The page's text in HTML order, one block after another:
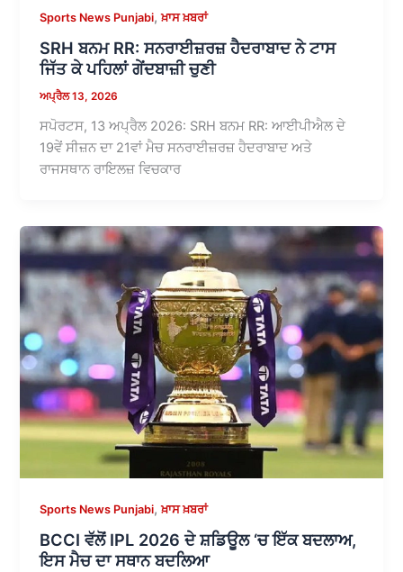
Sports News Punjabi,ਖ਼ਾਸ ਖ਼ਬਰਾਂ
SRH ਬਨਮ RR: ਸਨਰਾਈਜ਼ਰਜ਼ ਹੈਦਰਾਬਾਦ ਨੇ ਟਾਸ
ਜਿੱਤ ਕੇ ਪਹਿਲਾਂ ਗੇਂਦਬਾਜ਼ੀ ਚੁਣੀ
ਅਪ੍ਰੈਲ 13, 2026
ਸਪੋਰਟਸ, 13 ਅਪ੍ਰੈਲ 2026: SRH ਬਨਮ RR: ਆਈਪੀਐਲ ਦੇ
19ਵੇਂ ਸੀਜ਼ਨ ਦਾ 21ਵਾਂ ਮੈਚ ਸਨਰਾਈਜ਼ਰਜ਼ ਹੈਦਰਾਬਾਦ ਅਤੇ
ਰਾਜਸਥਾਨ ਰਾਇਲਜ਼ ਵਿਚਕਾਰ
Sports News Punjabi,ਖ਼ਾਸ ਖ਼ਬਰਾਂ
BCCI ਵੱਲੋਂ IPL 2026 ਦੇ ਸ਼ਡਿਊਲ ‘ਚ ਇੱਕ ਬਦਲਾਅ,
ਇਸ ਮੈਚ ਦਾ ਸਥਾਨ ਬਦਲਿਆ